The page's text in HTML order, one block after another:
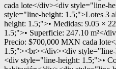
cada lote</div><div style="line-
style="line-height: 1.5;">Lotes 3
height: 1.5;">• Medidas: 9.05 ×
1.5;">• Superficie: 247.10 m²</
Precio: $700,000 MXN cada
1.5;"><br></div><div
<div style="line-height: 1.5;">•